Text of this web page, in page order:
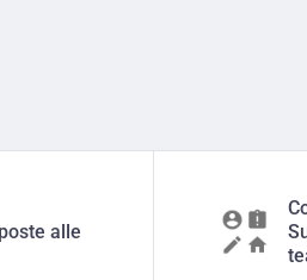
alle